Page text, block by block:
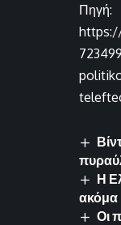
Πηγή:
Η
ακόμα
Οι